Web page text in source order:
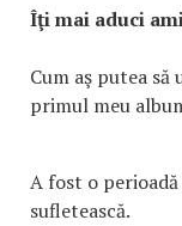
Îţi mai aduci
Cum aş putea
primul meu
A fost o
sufletească.